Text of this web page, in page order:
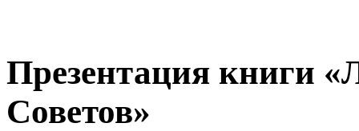
Презентация книги
Советов»